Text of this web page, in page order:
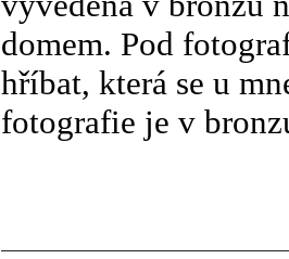
domem. Pod
hříbat, která se u
fotografie je v